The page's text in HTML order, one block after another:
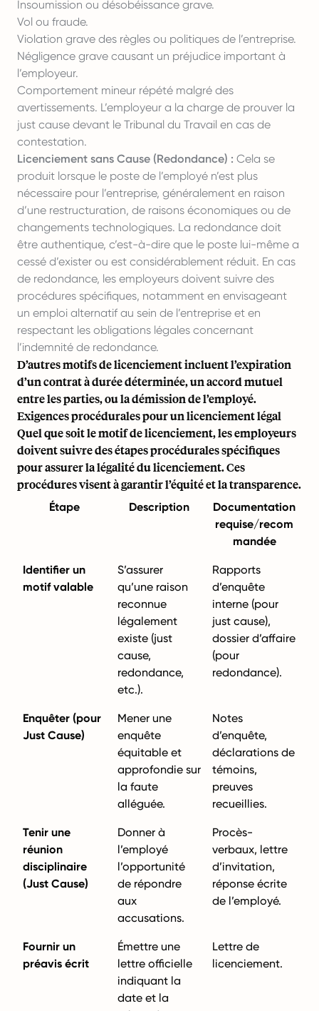
Insoumission ou désobéissance grave.
Vol ou fraude.
Violation grave des règles ou politiques de l’entreprise.
Négligence grave causant un préjudice important à
l’employeur.
Comportement mineur répété malgré des
avertissements. L’employeur a la charge de prouver la
just cause devant le Tribunal du Travail en cas de
contestation.
Licenciement sans Cause (Redondance) : Cela se
produit lorsque le poste de l’employé n’est plus
nécessaire pour l’entreprise, généralement en raison
d’une restructuration, de raisons économiques ou de
changements technologiques. La redondance doit
être authentique, c’est-à-dire que le poste lui-même a
cessé d’exister ou est considérablement réduit. En cas
de redondance, les employeurs doivent suivre des
procédures spécifiques, notamment en envisageant
un emploi alternatif au sein de l’entreprise et en
respectant les obligations légales concernant
l’indemnité de redondance.
D’autres motifs de licenciement incluent l’expiration
d’un contrat à durée déterminée, un accord mutuel
entre les parties, ou la démission de l’employé.
Exigences procédurales pour un licenciement légal
Quel que soit le motif de licenciement, les employeurs
doivent suivre des étapes procédurales spécifiques
pour assurer la légalité du licenciement. Ces
procédures visent à garantir l’équité et la transparence.
Étape Description
Documentation
requise/recom
mandée
Identifier un
motif valable
S’assurer
qu’une raison
reconnue
légalement
existe (just
cause,
redondance,
etc.).
Rapports
d’enquête
interne (pour
just cause),
dossier d’affaire
(pour
redondance).
Enquêter (pour
Just Cause)
Mener une
enquête
équitable et
approfondie sur
la faute
alléguée.
Notes
d’enquête,
déclarations de
témoins,
preuves
recueillies.
Tenir une
réunion
disciplinaire
(Just Cause)
Donner à
l’employé
l’opportunité
de répondre
aux
accusations.
Procès-
verbaux, lettre
d’invitation,
réponse écrite
de l’employé.
Fournir un
préavis écrit
Émettre une
lettre officielle
indiquant la
date et la
Lettre de
licenciement.